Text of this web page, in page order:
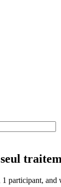
participant, and